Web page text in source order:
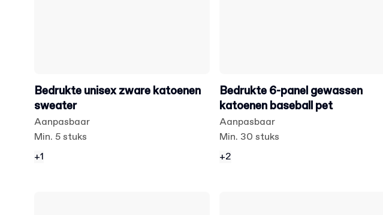
Bedrukte unisex zware katoenen
sweater
Aanpasbaar
Min. 5 stuks
+1
Bedrukte 6-panel gewassen
katoenen baseball pet
Aanpasbaar
Min. 30 stuks
+2